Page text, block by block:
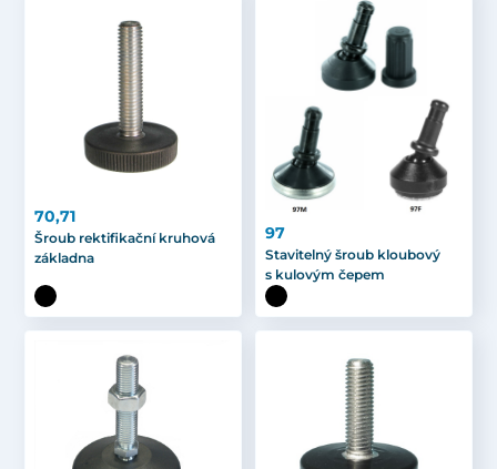
70,71
Šroub rektifikační kruhová
základna
97
Stavitelný šroub kloubový
s kulovým čepem